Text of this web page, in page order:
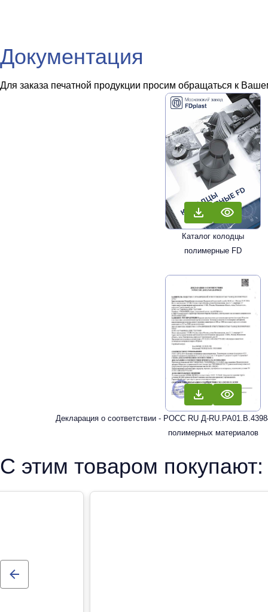
Документация
Для заказа печатной продукции просим обращаться к
Каталог колодцы
полимерные FD
Декларация о соответствии - РОСС RU Д-
полимерных материалов
С этим товаром покупают: